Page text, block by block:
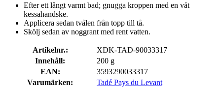
Efter ett långt varmt bad; gnugga kroppen med en våt
kessahandske.
Applicera sedan tvålen från topp till tå.
Skölj sedan av noggrant med rent vatten.
Artikelnr.:
XDK-TAD-90033317
Innehåll:
200 g
EAN:
3593290033317
Varumärken:
Tadé Pays du Levant